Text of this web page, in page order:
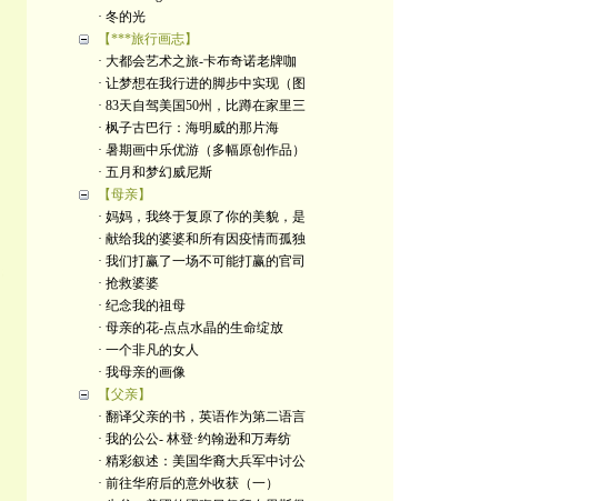
· 冬的光
【***旅行画志】
· 大都会艺术之旅-卡布奇诺老牌咖
· 让梦想在我行进的脚步中实现（图
· 83天自驾美国50州，比蹲在家里三
· 枫子古巴行：海明威的那片海
· 暑期画中乐优游（多幅原创作品）
· 五月和梦幻威尼斯
【母亲】
· 妈妈，我终于复原了你的美貌，是
· 献给我的婆婆和所有因疫情而孤独
· 我们打赢了一场不可能打赢的官司
· 抢救婆婆
· 纪念我的祖母
· 母亲的花-点点水晶的生命绽放
· 一个非凡的女人
· 我母亲的画像
【父亲】
· 翻译父亲的书，英语作为第二语言
· 我的公公- 林登·约翰逊和万寿纺
· 精彩叙述：美国华裔大兵军中讨公
· 前往华府后的意外收获（一）